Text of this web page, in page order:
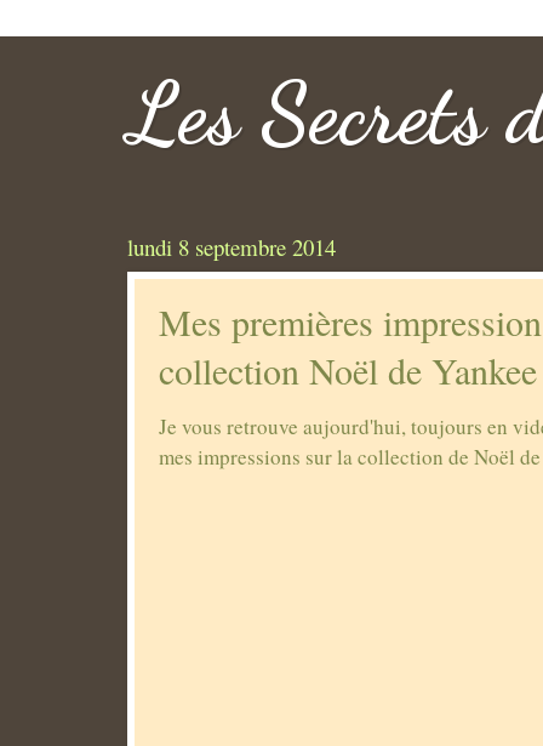
Les Secrets
lundi 8 septembre 2014
Mes premières
collection Noël de
Je vous retrouve aujourd'hui, toujours en
mes impressions sur la collection de Noël de